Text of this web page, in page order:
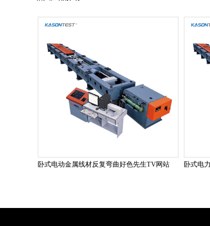
卧式电动金属线材反复弯曲好色先生TV网站 卧式电